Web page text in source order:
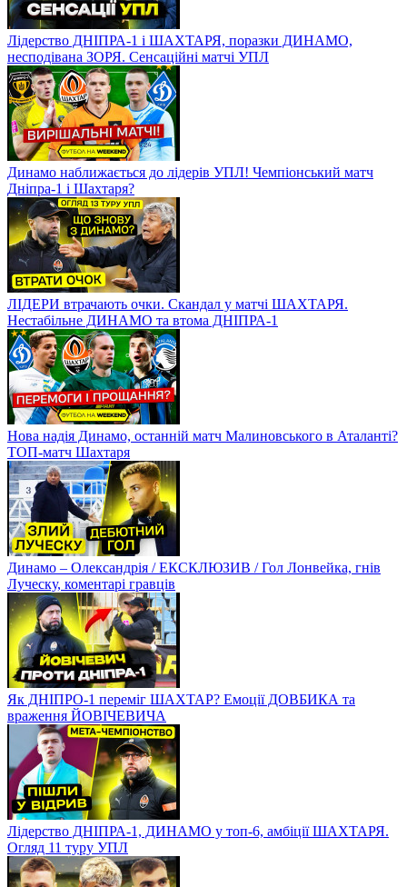
Лідерство ДНІПРА-1 і ШАХТАРЯ, поразки ДИНАМО,
несподівана ЗОРЯ. Сенсаційні матчі УПЛ
Динамо наближається до лідерів УПЛ! Чемпіонський матч
Дніпра-1 і Шахтаря?
ЛІДЕРИ втрачають очки. Скандал у матчі ШАХТАРЯ.
Нестабільне ДИНАМО та втома ДНІПРА-1
Нова надія Динамо, останній матч Малиновського в Аталанті?
ТОП-матч Шахтаря
Динамо – Олександрія / ЕКСКЛЮЗИВ / Гол Лонвейка, гнів
Луческу, коментарі гравців
Як ДНІПРО-1 переміг ШАХТАР? Емоції ДОВБИКА та
враження ЙОВІЧЕВИЧА
Лідерство ДНІПРА-1, ДИНАМО у топ-6, амбіції ШАХТАРЯ.
Огляд 11 туру УПЛ